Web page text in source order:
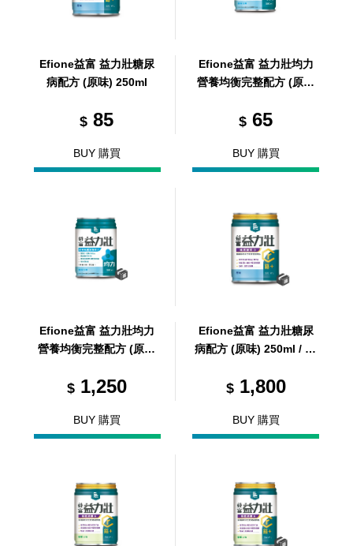
Efione益富 益力壯糖尿
病配方 (原味) 250ml
$ 85
BUY 購買
Efione益富 益力壯均力
營養均衡完整配方 (原味
$ 65
BUY 購買
Efione益富 益力壯均力
營養均衡完整配方 (原味
1箱)
$1,250
BUY 購買
Efione益富 益力壯糖尿
病配方 (原味) 250ml / 24
$1,800
BUY 購買